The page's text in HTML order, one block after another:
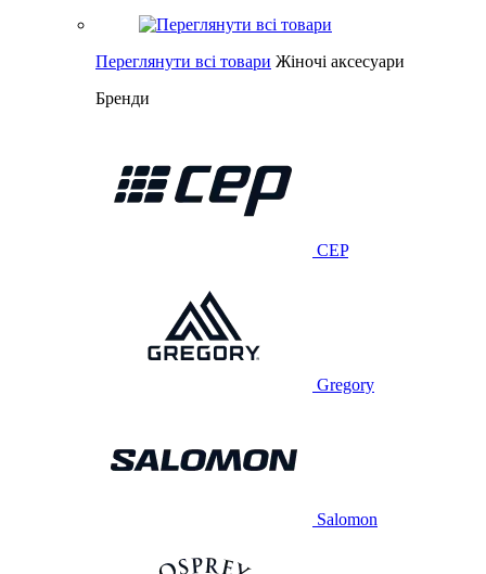
Переглянути всі товари Жіночі аксесуари
Бренди
CEP
Gregory
Salomon